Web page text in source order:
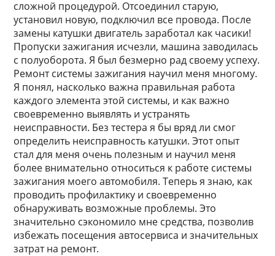
сложной процедурой. Отсоединил старую,
установил новую, подключил все провода. После
замены катушки двигатель заработал как часики!
Пропуски зажигания исчезли, машина заводилась
с полуоборота. Я был безмерно рад своему успеху.
Ремонт системы зажигания научил меня многому.
Я понял, насколько важна правильная работа
каждого элемента этой системы, и как важно
своевременно выявлять и устранять
неисправности. Без тестера я бы вряд ли смог
определить неисправность катушки. Этот опыт
стал для меня очень полезным и научил меня
более внимательно относиться к работе системы
зажигания моего автомобиля. Теперь я знаю, как
проводить профилактику и своевременно
обнаруживать возможные проблемы. Это
значительно сэкономило мне средства, позволив
избежать посещения автосервиса и значительных
затрат на ремонт.